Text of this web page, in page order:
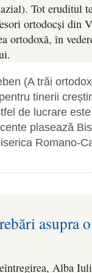
Tot eruditul
ortodocși din
ortodoxă, în
(A trăi
tinerii
de lucrare
plasează
Romano-
asupra
Alba